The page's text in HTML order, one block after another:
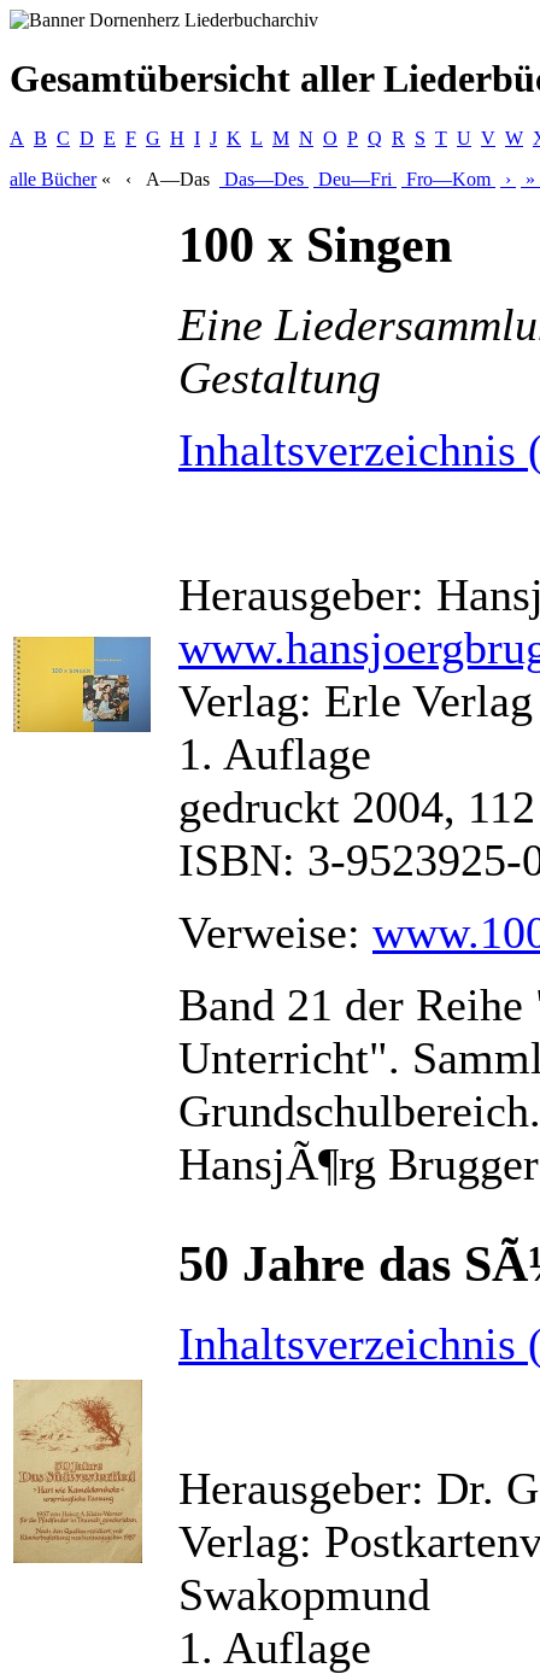
Gesamtübersicht aller
A B C D E F G H I J K L M N O P Q R S T U V W
alle Bücher« ‹ A—Das Das—Des Deu—Fri Fro—Kom › »
100 x Singen
Eine
Gestaltung
Inhaltsverzeichnis
Herausgeber:
Verlag: Erle Verlag
1. Auflage
gedruckt 2004,
ISBN: 3-9523925-
Verweise:
Band 21 der
Unterricht".
HansjÃ¶rg
50 Jahre das
Inhaltsverzeichnis
Herausgeber: Dr.
Verlag:
Swakopmund
1. Auflage